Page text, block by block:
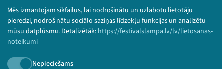
Mēs izmantojam sīkfailus, lai nodrošinātu un uzlabotu lietotāju
pieredzi, nodrošinātu sociālo saziņas līdzekļu funkcijas un analizētu
mūsu datplūsmu. Detalizētāk: https://festivalslampa.lv/lv/lietosanas-
noteikumi
Nepieciešams
Bērnu aizsardzības politika
© 2026 Sarunu festivāls LAMPA Visas tiesības
paturētas.